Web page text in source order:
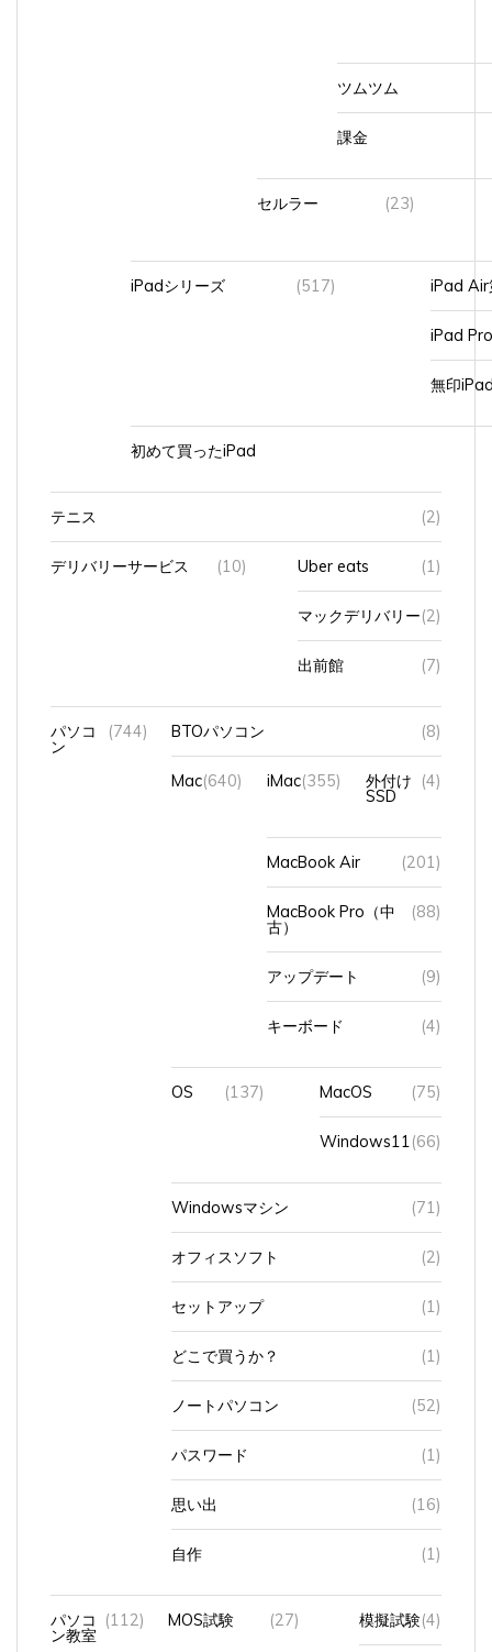
ツムツム
課金
セルラー (23)
iPadシリーズ (517) iPad Air
iPad Pro
無印
初めて買ったiPad
テニス (2)
デリバリーサービス (10) Uber eats (1)
マックデリバリー(2)
出前館 (7)
パソコ
ン
(744) BTOパソコン (8)
Mac(640) iMac(355) 外付け
SSD
(4)
MacBook Air (201)
MacBook Pro（中
古）
(88)
アップデート (9)
キーボード (4)
OS (137) MacOS (75)
Windows11(66)
Windowsマシン (71)
オフィスソフト (2)
セットアップ (1)
どこで買うか？ (1)
ノートパソコン (52)
パスワード (1)
思い出 (16)
自作 (1)
パソコ
ン教室
(112) MOS試験 (27) 模擬試験(4)